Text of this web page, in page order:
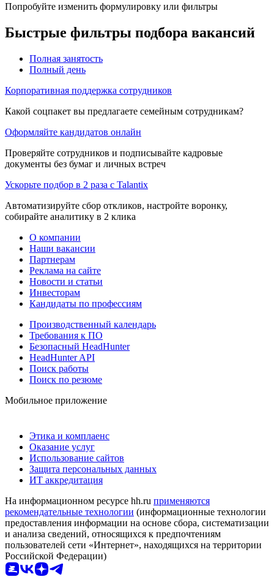
Попробуйте изменить формулировку или фильтры
Быстрые фильтры подбора вакансий
Полная занятость
Полный день
Корпоративная поддержка сотрудников
Какой соцпакет вы предлагаете семейным сотрудникам?
Оформляйте кандидатов онлайн
Проверяйте сотрудников и подписывайте кадровые
документы без бумаг и личных встреч
Ускорьте подбор в 2 раза с Talantix
Автоматизируйте сбор откликов, настройте воронку,
собирайте аналитику в 2 клика
О компании
Наши вакансии
Партнерам
Реклама на сайте
Новости и статьи
Инвесторам
Кандидаты по профессиям
Производственный календарь
Требования к ПО
Безопасный HeadHunter
HeadHunter API
Поиск работы
Поиск по резюме
Мобильное приложение
Этика и комплаенс
Оказание услуг
Использование сайтов
Защита персональных данных
ИТ аккредитация
На информационном ресурсе hh.ru применяются
рекомендательные технологии (информационные технологии
предоставления информации на основе сбора, систематизации
и анализа сведений, относящихся к предпочтениям
пользователей сети «Интернет», находящихся на территории
Российской Федерации)